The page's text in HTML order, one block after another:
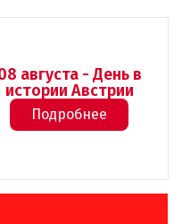
августа - День в
истории Австрии
Подробнее